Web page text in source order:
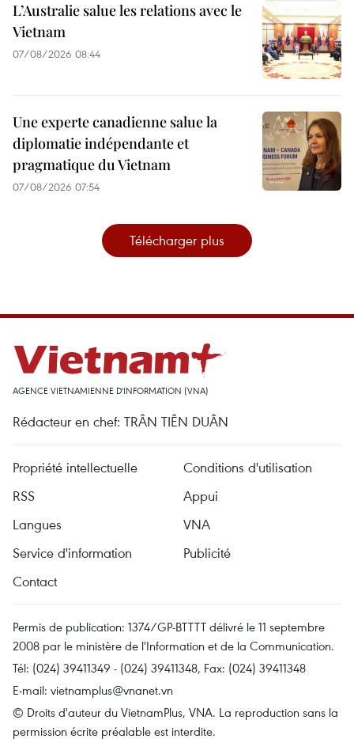
L’Australie salue les relations avec le
Vietnam
07/08/2026 08:44
Une experte canadienne salue la
diplomatie indépendante et
pragmatique du Vietnam
07/08/2026 07:54
Télécharger plus
AGENCE VIETNAMIENNE D'INFORMATION (VNA)
Rédacteur en chef: TRÂN TIÊN DUÂN
Propriété intellectuelle
Conditions d'utilisation
RSS
Appui
Langues
VNA
Service d'information
Publicité
Contact
Permis de publication: 1374/GP-BTTTT délivré le 11 septembre
2008 par le ministère de l'Information et de la Communication.
Tél: (024) 39411349 - (024) 39411348, Fax: (024) 39411348
E-mail: vietnamplus@vnanet.vn
© Droits d'auteur du VietnamPlus, VNA. La reproduction sans la
permission écrite préalable est interdite.